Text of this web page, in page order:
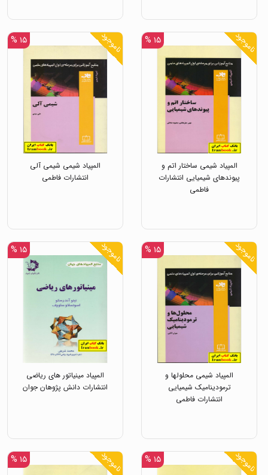
ناموجود ۱۵ %
المپیاد شیمی ساختار اتم و
پیوندهای شیمیایی انتشارات
فاطمی
ناموجود ۱۵ %
المپیاد شیمی شیمی آلی
انتشارات فاطمی
ناموجود ۱۵ %
المپیاد شیمی محلولها و
ترمودینامیک شیمیایی
انتشارات فاطمی
ناموجود ۱۵ %
المپیاد مینیاتور های ریاضی
انتشارات دانش پژوهان جوان
ناموجود ۱۵ % ناموجود ۱۵ %